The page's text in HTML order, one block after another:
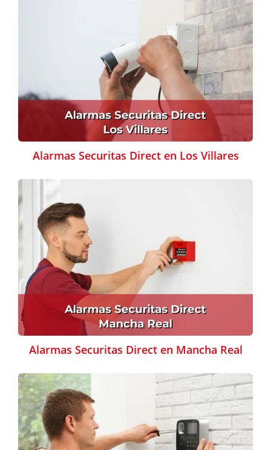
Alarmas Securitas Direct en Los Villares
Alarmas Securitas Direct en Mancha Real